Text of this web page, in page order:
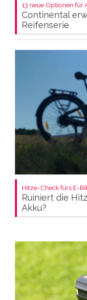
13 neue Optionen für
Continental
Reifenserie
Hitze-Check fürs E-
Ruiniert die
Akku?